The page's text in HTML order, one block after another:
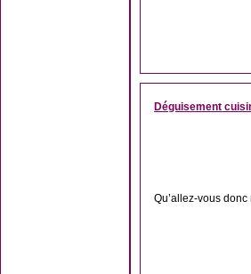
Déguisement
Qu’allez-vous